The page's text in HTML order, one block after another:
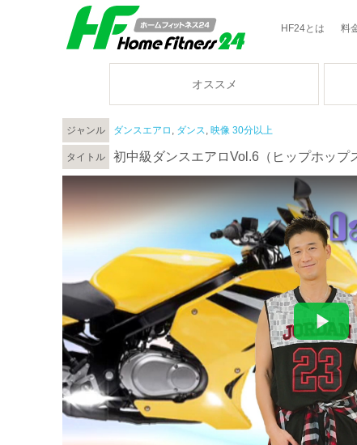
HF24とは 料
オススメ
ジャンル ダンスエアロ , ダンス, 映像 30分以上
タイトル 初中級ダンスエアロVol.6（ヒップホップ